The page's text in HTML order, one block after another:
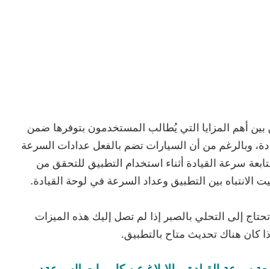
أهم المزايا التي يُطالب المستخدمون بتوفرها ضمن
وبالرغم من أن السيارات تضم بالفعل عدادات السرعة
سرعة القيادة أثناء استخدام التطبيق للتحقق من
الانتباه بين التطبيق وعداد السرعة في لوحة القيادة.
إلى التحلي بالصبر إذا لم تصل إليك هذه الميزات
كان هناك تحديث متاح بالتطبيق.